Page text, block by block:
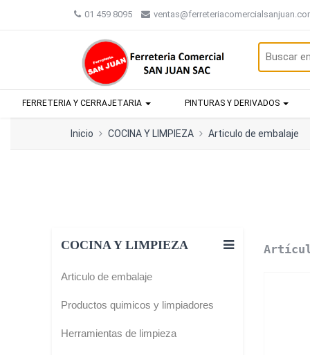
01 459 8095
FERRETERIA Y CERRAJETARIA PINTURAS Y DERIVADOS
Inicio COCINA Y LIMPIEZA Articulo de embalaje
COCINA Y LIMPIEZA
Articulo de embalaje
Productos quimicos y limpiadores
Herramientas de limpieza